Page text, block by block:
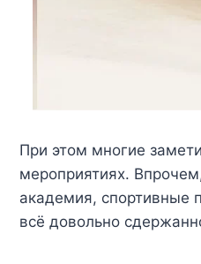
При этом многие
мероприятиях.
академия, спортивные
всё довольно